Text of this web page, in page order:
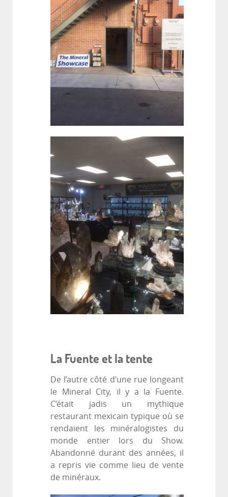
La Fuente et la tente
De l’autre côté d’une rue longeant
le Mineral City, il y a la Fuente.
C’était jadis un mythique
restaurant mexicain typique où se
rendaient les minéralogistes du
monde entier lors du Show.
Abandonné durant des années, il
a repris vie comme lieu de vente
de minéraux.